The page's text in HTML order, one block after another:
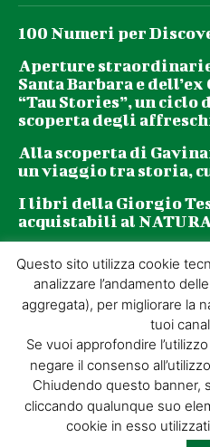
100 Numeri per
Aperture
Santa Barbara e dell’ex
“Tau Stories”, un
scoperta degli
Alla scoperta di
un viaggio tra storia,
I libri della Giorgio
acquistabili al
Newsletter
La tua email (richiesto)
Acconsento al trattamento dei
materiale informativo e
newsletter
Questo sito utilizza cookie
analizzare l’andamento
aggregata), per migliorare la
tuoi
Se vuoi approfondire
negare il consenso
Chiudendo questo banner,
cliccando qualunque suo
cookie in esso